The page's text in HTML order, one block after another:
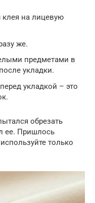
клея на лицевую
же.
предметами в
укладки.
укладкой – это
обрезать
ее. Пришлось
только